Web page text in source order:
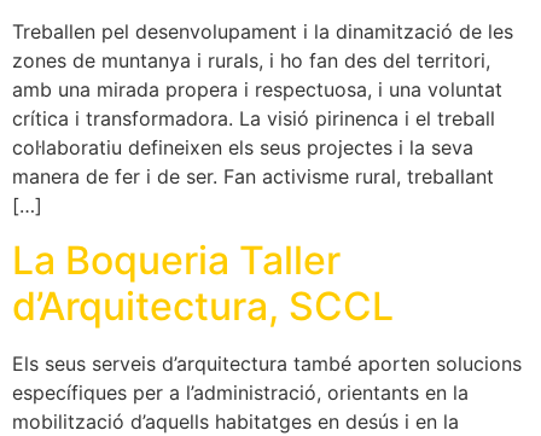
Treballen pel desenvolupament i la dinamització de les
zones de muntanya i rurals, i ho fan des del territori,
amb una mirada propera i respectuosa, i una voluntat
crítica i transformadora. La visió pirinenca i el treball
col·laboratiu defineixen els seus projectes i la seva
manera de fer i de ser. Fan activisme rural, treballant
[…]
La Boqueria Taller
d’Arquitectura, SCCL
Els seus serveis d’arquitectura també aporten solucions
específiques per a l’administració, orientants en la
mobilització d’aquells habitatges en desús i en la